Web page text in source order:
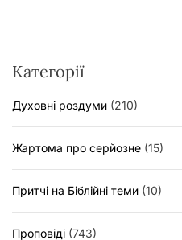
Категорії
Духовні роздуми (210)
Жартома про серйозне (15)
Притчі на Біблійні теми (10)
Проповіді (743)